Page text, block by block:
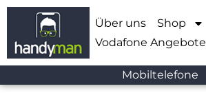
Über uns Shop
Vodafone Angebote
Mobiltelefone